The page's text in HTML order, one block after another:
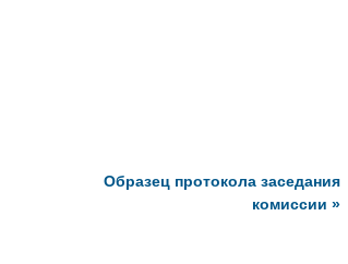
Образец протокола заседания
комиссии »